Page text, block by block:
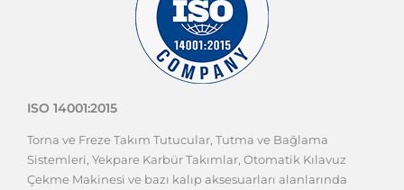
ISO 14001:2015
Torna ve Freze Takım Tutucular, Tutma ve Bağlama
Sistemleri, Yekpare Karbür Takımlar, Otomatik Kılavuz
Çekme Makinesi ve bazı kalıp aksesuarları alanlarında